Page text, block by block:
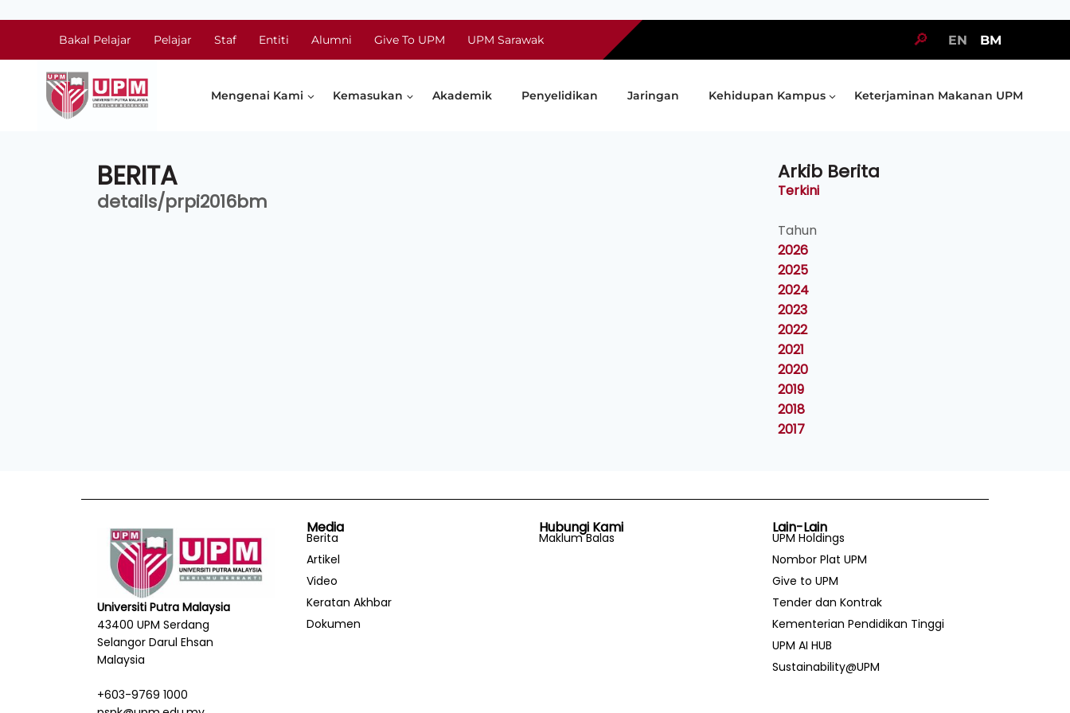
Bakal Pelajar Pelajar Staf Entiti Alumni Give To UPM UPM Sarawak 🔎 EN BM
Mengenai Kami Kemasukan Akademik Penyelidikan Jaringan Kehidupan Kampus Keterjaminan Makanan UPM
BERITA
details/prpi2016bm
Arkib Berita
Terkini
Tahun
2026
2025
2024
2023
2022
2021
2020
2019
2018
2017
Universiti Putra Malaysia
43400 UPM Serdang
Selangor Darul Ehsan
Malaysia
+603-9769 1000
Media
Berita
Artikel
Video
Keratan Akhbar
Dokumen
Hubungi Kami
Maklum Balas
Lain-Lain
UPM Holdings
Nombor Plat UPM
Give to UPM
Tender dan Kontrak
Kementerian Pendidikan Tinggi
UPM AI HUB
Sustainability@UPM